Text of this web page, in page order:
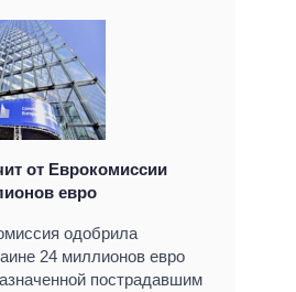
от Еврокомиссии
евро
одобрила
24 миллионов евро
пострадавшим